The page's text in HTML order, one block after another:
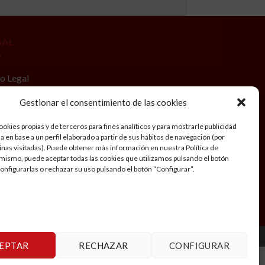
Gestionar el consentimiento de las cookies
propias y de terceros para fines analíticos y para mostrarle publicidad
en base a un perfil elaborado a partir de sus hábitos de navegación (por
visitadas). Puede obtener más información en nuestra Política de
puede aceptar todas las cookies que utilizamos pulsando el botón
o rechazar su uso pulsando el botón “Configurar”.
RECHAZAR CONFIGURAR
Legal
de privacidad
generales de Viaje
de cookies